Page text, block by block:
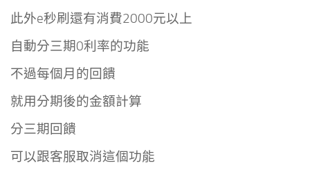
此外e秒刷還有消費2000元以上
自動分三期0利率的功能
不過每個月的回饋
就用分期後的金額計算
分三期回饋
可以跟客服取消這個功能